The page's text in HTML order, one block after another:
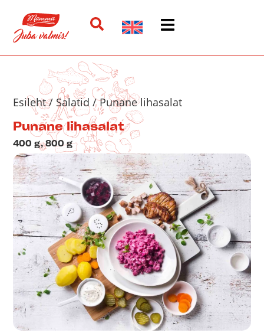
Esileht/ Salatid / Punane lihasalat
Punane lihasalat
400 g, 800 g